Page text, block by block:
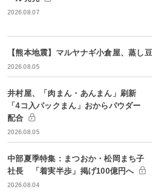
2026.08.07
【熊本地震】マルヤナギ小倉屋、蒸し
2026.08.05
井村屋、「肉まん・あんまん」刷新
「4コ入パックまん」おからパウダー
配合
2026.08.05
中部夏季特集：まつおか・松岡まち子
社長 「着実半歩」掲げ100億円へ
2026.08.04